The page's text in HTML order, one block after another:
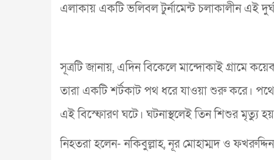
এলাকায় একটি ভলিবল টুর্নামেন্ট চলাকালীন এই
সূত্রটি জানায়, এদিন বিকেলে মান্দোকাই গ্রামে
তারা একটি শর্টকাট পথ ধরে যাওয়া শুরু করে।
এই বিস্ফোরণ ঘটে। ঘটনাস্থলেই তিন শিশুর
নিহতরা হলেন- নকিবুল্লাহ, নূর মোহাম্মদ ও